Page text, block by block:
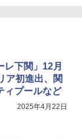
レ下関」12月
ア初進出、関
ィプールなど
2025年4月22日